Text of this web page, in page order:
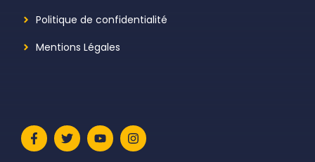
Politique de confidentialité
Mentions Légales